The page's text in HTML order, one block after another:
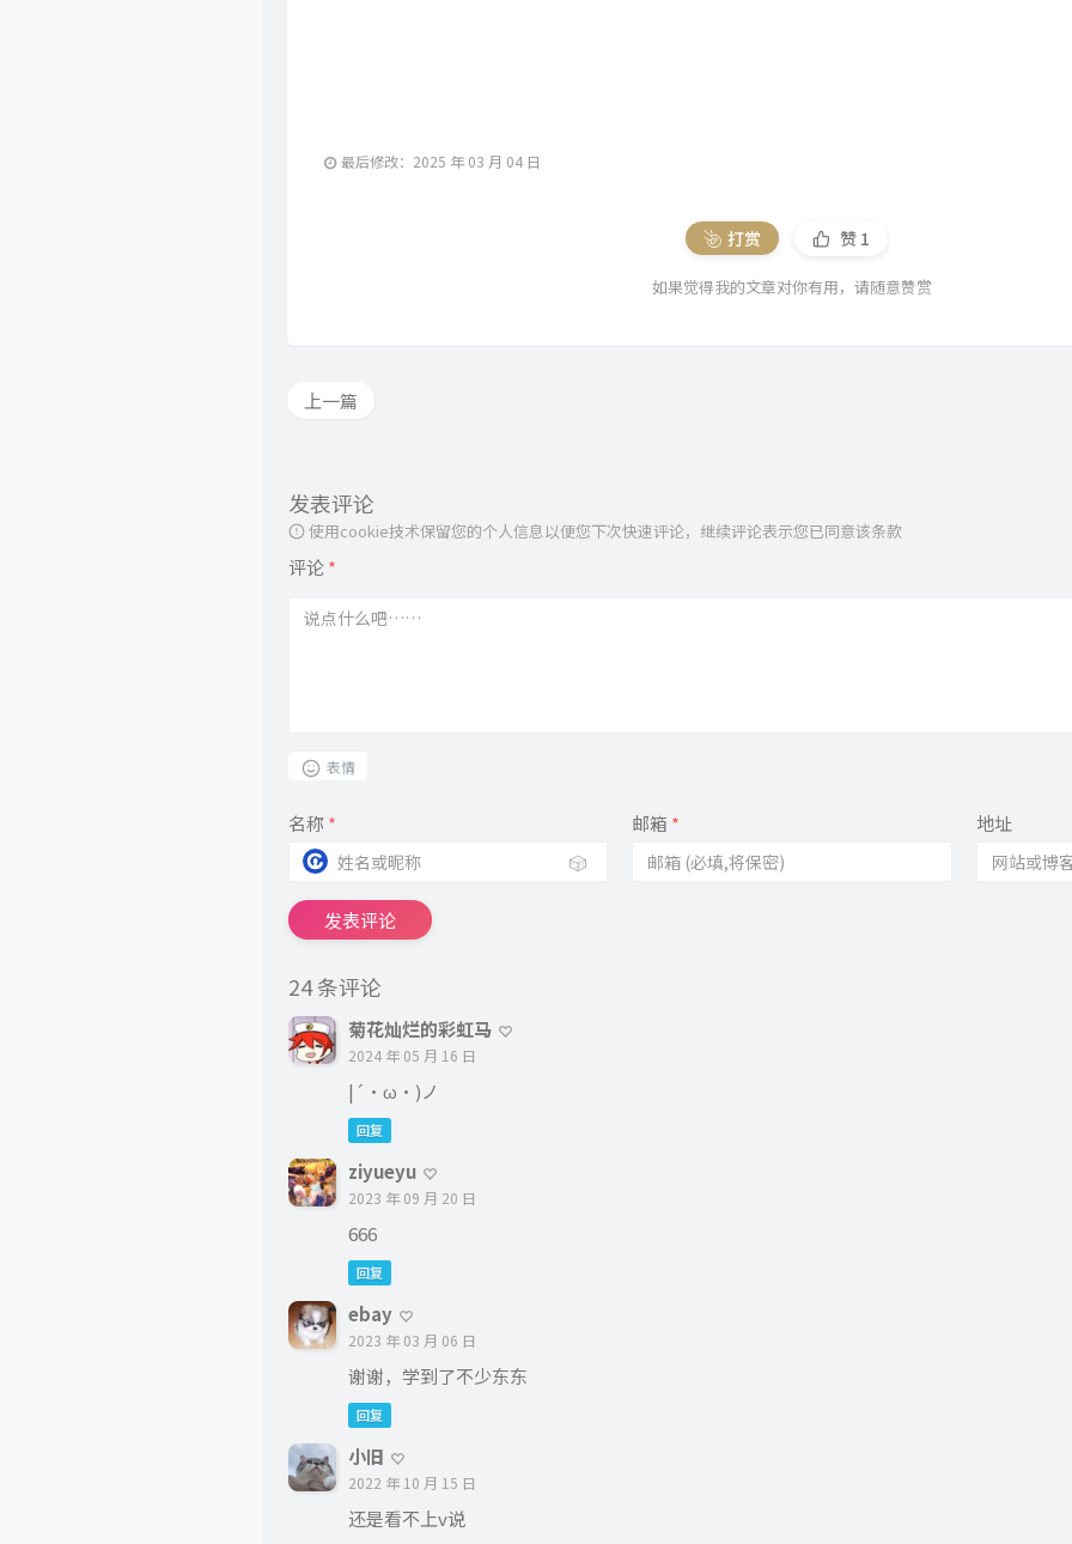
最后修改：2025 年 03 月 04 日
打赏 赞 1
如果觉得我的文章对你有用，请随意赞赏
上一篇
发表评论
使用cookie技术保留您的个人信息以便您下次快速评论，继续评论表示您已同意该条款
评论*
表情
名称 *
🎲
邮箱 * 地址
发表评论
24 条评论
菊花灿烂的彩虹马
2024 年 05 月 16 日
|´・ω・)ノ
回复
ziyueyu
2023 年 09 月 20 日
666
回复
ebay
2023 年 03 月 06 日
谢谢，学到了不少东东
回复
小旧
2022 年 10 月 15 日
还是看不上v说